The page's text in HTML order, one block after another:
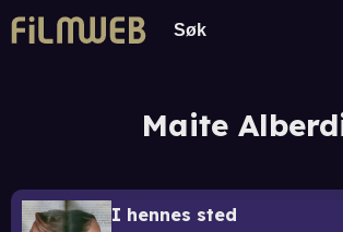
Maite
I hennes sted